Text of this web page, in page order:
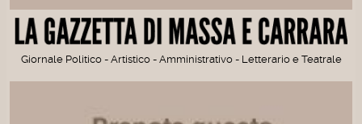
Giornale Politico - Artistico - Amministrativo - Letterario e Teatrale